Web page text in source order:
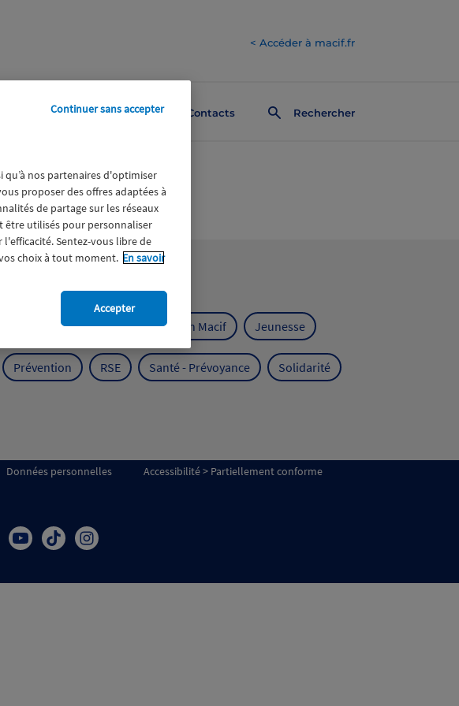
< Accéder à macif.fr
Contacts Rechercher
Expérience clients Fondation Macif Jeunesse
Prévention RSE Santé - Prévoyance Solidarité
Données personnelles
Accessibilité > Partiellement conforme
nos partenaires d'optimiser
proposer des offres adaptées à
de partage sur les réseaux
être utilisés pour personnaliser
Sentez-vous libre de
choix à tout moment. En savoir
Continuer sans accepter
Accepter